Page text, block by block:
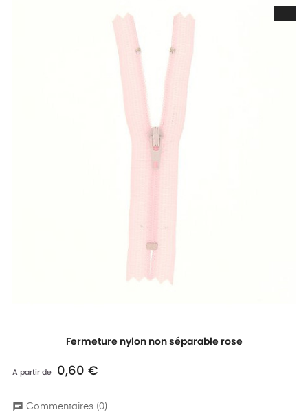
Fermeture nylon non séparable rose
A partir de Prix
0,60 €
chat Commentaires (0)